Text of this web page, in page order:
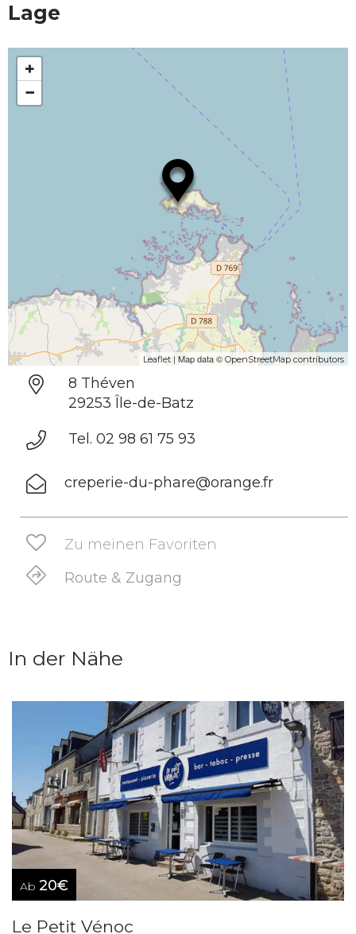
Lage
+
−
Leaflet| Map data © OpenStreetMap contributors
8 Théven
29253 Île-de-Batz
Tel. 02 98 61 75 93
creperie-du-phare@orange.fr
Zu meinen Favoriten
Route & Zugang
In der Nähe
Ab 20€
Le Petit Vénoc